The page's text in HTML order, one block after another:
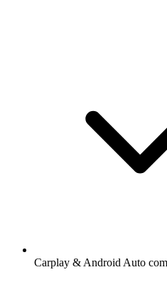
Carplay & Android Auto